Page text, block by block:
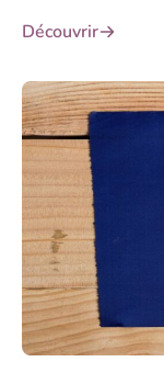
Découvrir